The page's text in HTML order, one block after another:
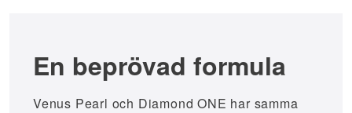
En beprövad formula
Venus Pearl och Diamond ONE har samma